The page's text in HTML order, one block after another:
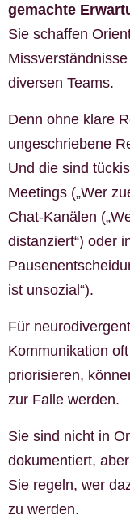
gemachte
Sie schaffen
diversen Teams.
Denn ohne klare
ungeschriebene
Und die sind
Meetings („Wer
Chat-Kanälen
distanziert“) oder
ist unsozial“).
Für
Kommunikation
priorisieren,
zur Falle werden.
Sie sind nicht in
dokumentiert,
Sie regeln, wer
zu werden.